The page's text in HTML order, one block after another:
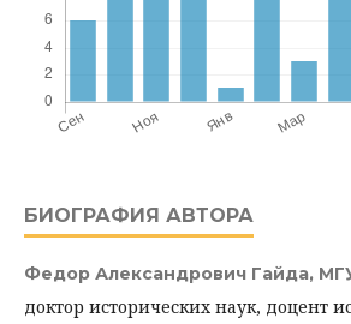
БИОГРАФИЯ АВТОРА
Федор Александрович Гайда,
доктор исторических наук, доцент